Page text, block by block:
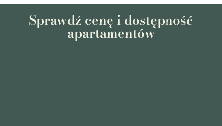
Sprawdź cenę i dostępność
apartamentów